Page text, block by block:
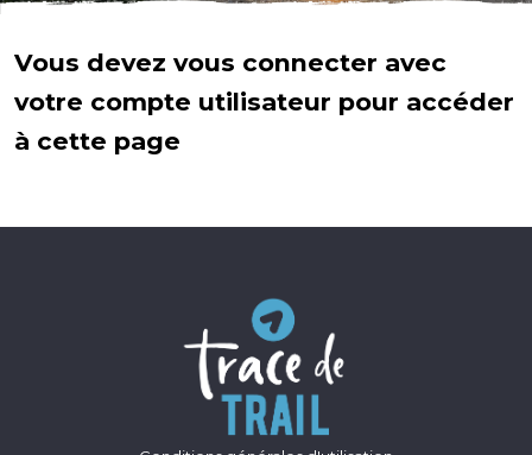
Vous devez vous connecter avec
votre compte utilisateur pour accéder
à cette page